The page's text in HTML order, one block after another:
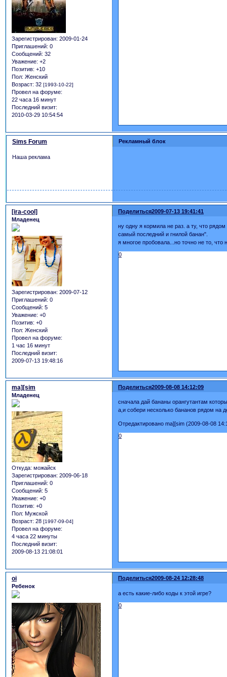
Зарегистрирован: 2009-01-24
Приглашений: 0
Сообщений: 32
Уважение: +2
Позитив: +10
Пол: Женский
Возраст: 32 [1993-10-22]
Провел на форуме:
22 часа 16 минут
Последний визит:
2010-03-29 10:54:54
Рекламный блок
Sims Forum
Наша реклама
Поделиться2009-07-13 19:41:41
[ira-cool]
Младенец
Зарегистрирован: 2009-07-12
Приглашений: 0
Сообщений: 5
Уважение: +0
Позитив: +0
Пол: Женский
Провел на форуме:
1 час 16 минут
Последний визит:
2009-07-13 19:48:16
ну одну я кормила не раз. а ту, что
самый последний и гнилой банан".
я многое пробовала...но точно не то, что
0
Поделиться2009-08-08 14:12:09
ma][sim
Младенец
Откуда: можайск
Зарегистрирован: 2009-06-18
Приглашений: 0
Сообщений: 5
Уважение: +0
Позитив: +0
Пол: Мужской
Возраст: 28 [1997-09-04]
Провел на форуме:
4 часа 22 минуты
Последний визит:
2009-08-13 21:08:01
сначала дай бананы орангутантам
а,и собери несколько бананов рядом на
Отредактировано ma][sim (2009-08-08
0
Поделиться2009-08-24 12:28:48
oi
Ребенок
а есть какие-либо коды к этой игре?
0